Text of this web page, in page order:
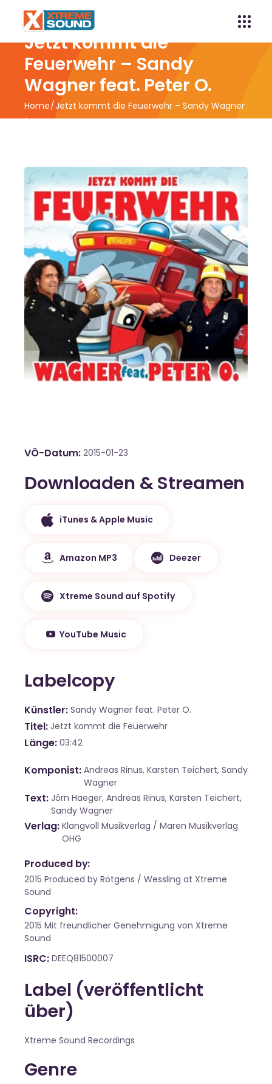
Jetzt kommt die
Feuerwehr – Sandy
Wagner feat. Peter O.
Home Jetzt kommt die Feuerwehr – Sandy Wagner
feat. Peter O.
VÖ-Datum 2015-01-23
Downloaden & Streamen
iTunes & Apple Music
Amazon MP3 Deezer
Xtreme Sound auf Spotify
YouTube Music
Labelcopy
Künstler Sandy Wagner feat. Peter O.
Titel Jetzt kommt die Feuerwehr
Länge 03:42
Komponist Andreas Rinus, Karsten Teichert, Sandy
Wagner
Text Jörn Haeger, Andreas Rinus, Karsten Teichert,
Sandy Wagner
Verlag Klangvoll Musikverlag / Maren Musikverlag
OHG
Produced by:
2015 Produced by Rötgens / Wessling at Xtreme
Sound
Copyright:
2015 Mit freundlicher Genehmigung von Xtreme
Sound
ISRC DEEQ81500007
Label (veröffentlicht
über)
Xtreme Sound Recordings
Genre